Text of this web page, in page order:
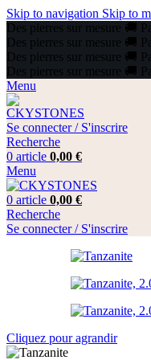
Skip to navigation Skip to
Des pierres sur mesure 🚚
Des pierres sur mesure 🚚
Des pierres sur mesure 🚚
Des pierres sur mesure 🚚
Menu
Se connecter / S'inscrire
Recherche
0 article 0,00 €
Menu
0 article 0,00 €
Recherche
Se connecter / S'inscrire
Cliquez pour agrandir